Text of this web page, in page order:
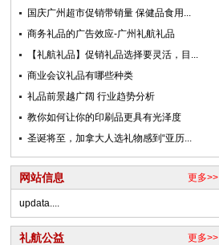
国庆广州超市促销带销量 保健品食用...
商务礼品的广告效应-广州礼航礼品
【礼航礼品】促销礼品选择要灵活，目...
商业会议礼品有哪些种类
礼品前景越广阔 行业趋势分析
教你如何让你的印刷品更具有光泽度
圣诞将至，加拿大人选礼物感到“亚历...
更多>>
网站信息
updata....
更多>>
礼航公益